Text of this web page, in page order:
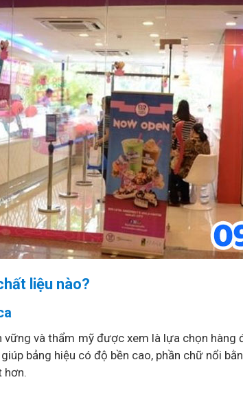
liệu nào?
và thẩm mỹ được xem là lựa chọn hàng
bảng hiệu có độ bền cao, phần chữ nổi
hơn.